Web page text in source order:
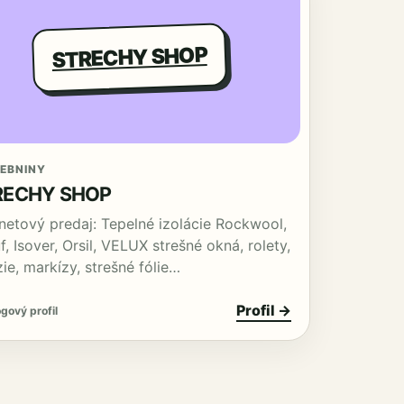
STRECHY SHOP
SHOP
predaj: Tepelné izolácie Rockwool,
Isover, Orsil, VELUX strešné okná, rolety,
markízy, strešné fólie…
profil Profil →